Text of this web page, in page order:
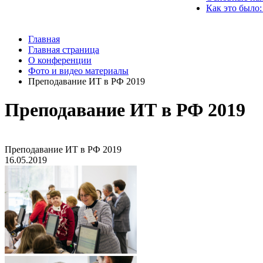
Как это
Главная
Главная страница
О конференции
Фото и видео материалы
Преподавание ИТ в РФ 2019
Преподавание ИТ в РФ 2019
Преподавание ИТ в РФ 2019
16.05.2019